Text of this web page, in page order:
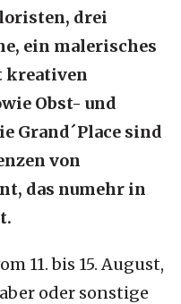
drei
ein malerisches
kreativen
Obst- und
Grand´Place sind
von
das numehr in
11. bis 15. August,
oder sonstige